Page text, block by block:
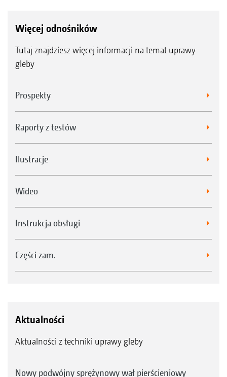
Więcej odnośników
Tutaj znajdziesz więcej informacji na temat uprawy
gleby
Prospekty
Raporty z testów
Ilustracje
Wideo
Instrukcja obsługi
Części zam.
Aktualności
Aktualności z techniki uprawy gleby
Nowy podwójny sprężynowy wał pierścieniowy